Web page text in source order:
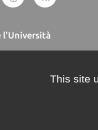
l'Università
This site